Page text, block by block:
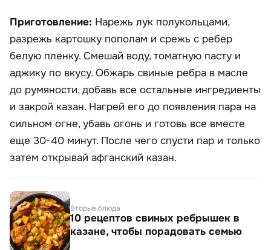
Приготовление: Нарежь лук полукольцами,
разрежь картошку пополам и срежь с ребер
белую пленку. Смешай воду, томатную пасту и
аджику по вкусу. Обжарь свиные ребра в масле
до румяности, добавь все остальные ингредиенты
и закрой казан. Нагрей его до появления пара на
сильном огне, убавь огонь и готовь все вместе
еще 30-40 минут. После чего спусти пар и только
затем открывай афганский казан.
Вторые блюда
10 рецептов свиных ребрышек в
казане, чтобы порадовать семью